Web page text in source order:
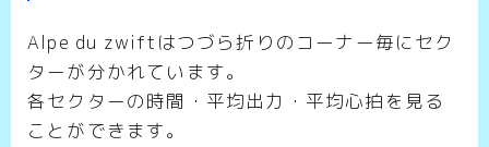
Alpe du zwiftはつづら折りのコーナー毎にセク
ターが分かれています。
各セクターの時間・平均出力・平均心拍を見る
ことができます。